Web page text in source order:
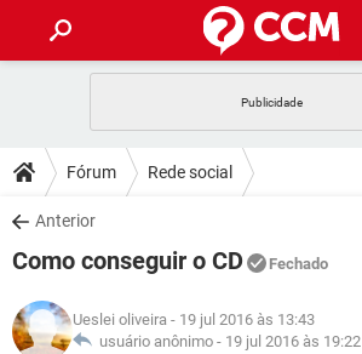
CELULAR
OUTLOOK
INSTAGRAM GMAIL
GUIA DE COMPRAS
DICAS
JOGOS
INSTAGRAM GMAIL
DOWNLOADS
JOGOS WHATSAPP
CELULAR
OUTLOOK EXCEL
JOGOS WHATSAPP
GLOSSÁRIO
Fórum Rede social
Anterior
Como conseguir o CD Fechado
Ueslei oliveira - 19 jul 2016 às 13:43
usuário anônimo - 19 jul 2016 às 19:22